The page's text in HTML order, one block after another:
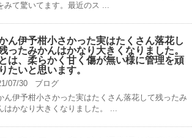
みて驚いてます。最近のス ...
ん伊予柑小さかった実はたくさん落花し
ったみかんはかなり大きくなりました。
は、柔らかく甘く傷が無い様に管理を頑
たいと思います。
07/30
ブログ
ん伊予柑小さかった実はたくさん落花して残ったみ
はかなり大きくなりました。 ...